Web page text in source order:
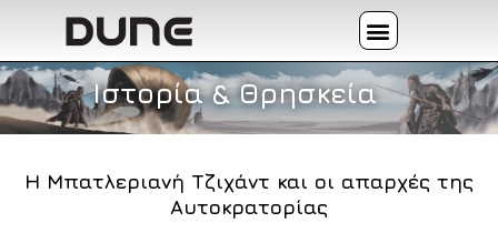
Ιστορία & Θρησκεία
Η Μπατλεριανή Τζιχάντ και οι απαρχές της
Αυτοκρατορίας